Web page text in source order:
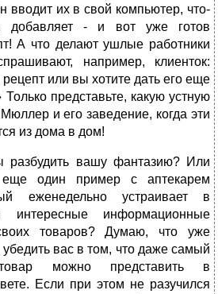
вводит их в свой компьютер, что-
добавляет - и вот уже готов
А что делают ушлые работники
например, клиенток:
или вы хотите дать его еще
представьте, какую устную
и его заведение, когда эти
из дома в дом!
разбудить вашу фантазию? Или
еще один пример с аптекарем
еженедельно устраивает в
интересные информационные
товаров? Думаю, что уже
убедить вас в том, что даже самый
можно представить в
Если при этом не разучился